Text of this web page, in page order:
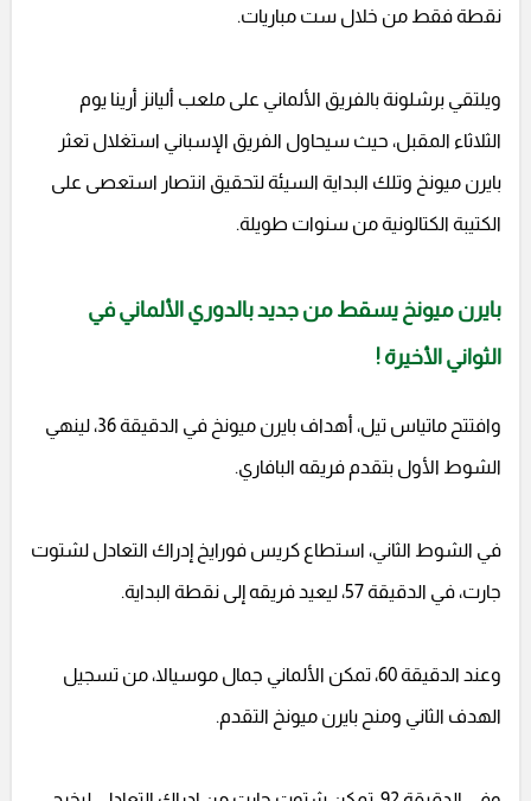
نقطة فقط من خلال ست مباريات.
ويلتقي برشلونة بالفريق الألماني على ملعب أليانز أرينا يوم
الثلاثاء المقبل، حيث سيحاول الفريق الإسباني استغلال تعثر
بايرن ميونخ وتلك البداية السيئة لتحقيق انتصار استعصى على
الكتيبة الكتالونية من سنوات طويلة.
بايرن ميونخ يسقط من جديد بالدوري الألماني في
الثواني الأخيرة !
وافتتح ماتياس تيل، أهداف بايرن ميونخ في الدقيقة 36، لينهي
الشوط الأول بتقدم فريقه البافاري.
في الشوط الثاني، استطاع كريس فورايخ إدراك التعادل لشتوت
جارت، في الدقيقة 57، ليعيد فريقه إلى نقطة البداية.
وعند الدقيقة 60، تمكن الألماني جمال موسيالا، من تسجيل
الهدف الثاني ومنح بايرن ميونخ التقدم.